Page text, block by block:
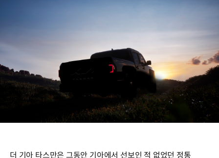
더 기아 타스만은 그동안 기아에서 선보인 적 없었던 정통